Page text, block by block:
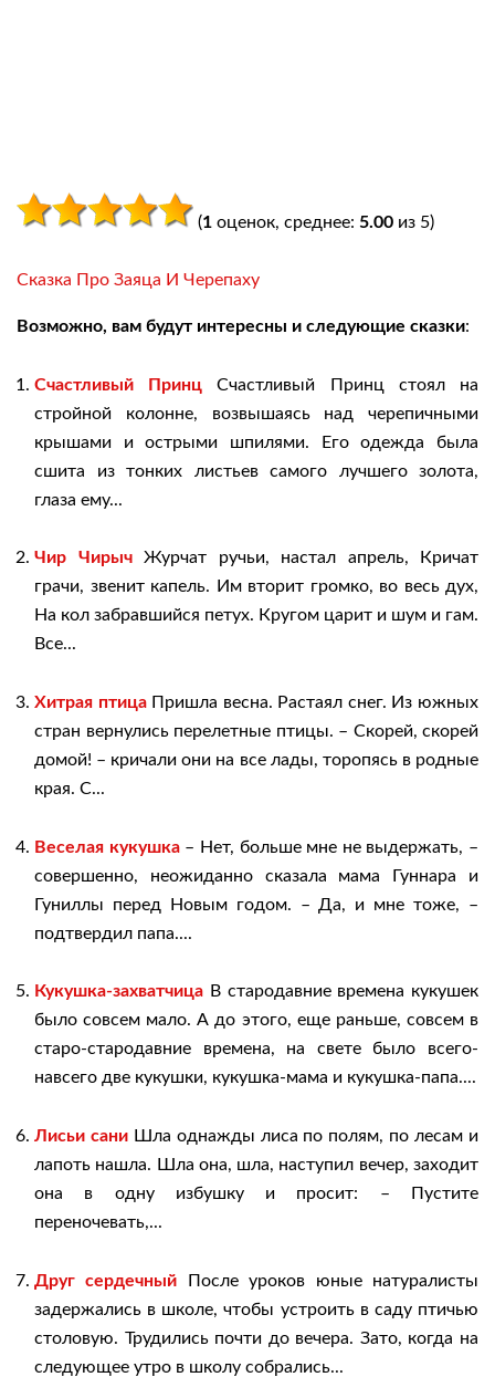
(1 оценок, среднее: 5.00 из 5)
Сказка Про Заяца И Черепаху
Возможно, вам будут интересны и следующие сказки:
Счастливый Принц Счастливый Принц стоял на
стройной колонне, возвышаясь над черепичными
крышами и острыми шпилями. Его одежда была
сшита из тонких листьев самого лучшего золота,
глаза ему...
Чир ЧирычЖурчат ручьи, настал апрель, Кричат
грачи, звенит капель. Им вторит громко, во весь дух,
На кол забравшийся петух. Кругом царит и шум и гам.
Все...
Хитрая птицаПришла весна. Растаял снег. Из южных
стран вернулись перелетные птицы. – Скорей, скорей
домой! – кричали они на все лады, торопясь в родные
края. С...
Веселая кукушка– Нет, больше мне не выдержать, –
совершенно, неожиданно сказала мама Гуннара и
Гуниллы перед Новым годом. – Да, и мне тоже, –
подтвердил папа....
Кукушка-захватчица В стародавние времена кукушек
было совсем мало. А до этого, еще раньше, совсем в
старо-стародавние времена, на свете было всего-
навсего две кукушки, кукушка-мама и кукушка-папа....
Лисьи саниШла однажды лиса по полям, по лесам и
лапоть нашла. Шла она, шла, наступил вечер, заходит
она в одну избушку и просит: – Пустите
переночевать,...
Друг сердечный После уроков юные натуралисты
задержались в школе, чтобы устроить в саду птичью
столовую. Трудились почти до вечера. Зато, когда на
следующее утро в школу собрались...